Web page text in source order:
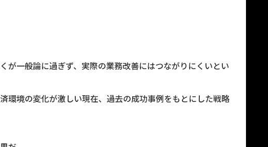
が一般論に過ぎず、実際の業務改善にはつながりにくいとい
環境の変化が激しい現在、過去の成功事例をもとにした戦略